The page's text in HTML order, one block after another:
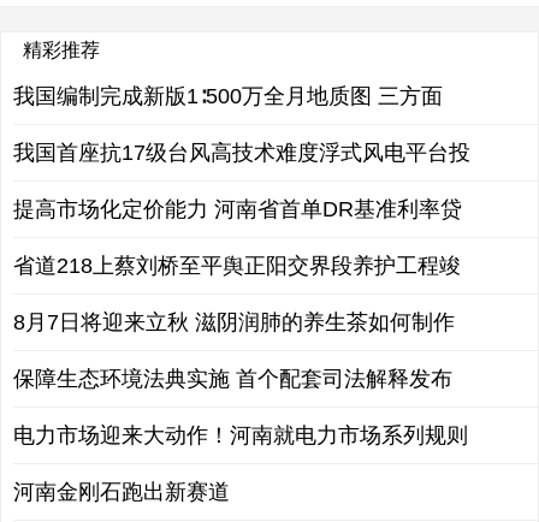
精彩推荐
我国编制完成新版1∶500万全月地质图 三方面
我国首座抗17级台风高技术难度浮式风电平台投
提高市场化定价能力 河南省首单DR基准利率贷
省道218上蔡刘桥至平舆正阳交界段养护工程竣
8月7日将迎来立秋 滋阴润肺的养生茶如何制作
保障生态环境法典实施 首个配套司法解释发布
电力市场迎来大动作！河南就电力市场系列规则
河南金刚石跑出新赛道